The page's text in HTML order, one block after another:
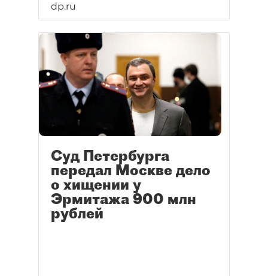
dp.ru
Суд Петербурга
передал Москве дело
о хищении у
Эрмитажа 900 млн
рублей